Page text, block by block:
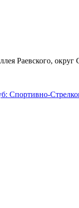
Раевского,
Спортивно-